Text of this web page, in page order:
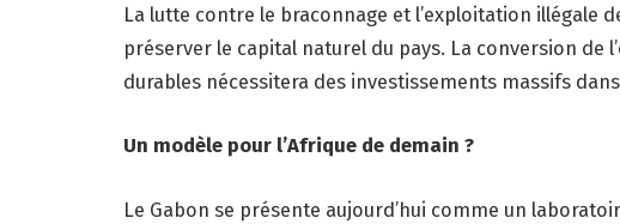
La lutte contre le braconnage et l’exploitation illégale
préserver le capital naturel du pays. La conversion de
durables nécessitera des investissements massifs
Un modèle pour l’Afrique de demain ?
Le Gabon se présente aujourd’hui comme un